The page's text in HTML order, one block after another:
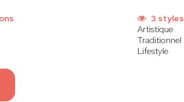
3 styles
Artistique
Traditionnel
Lifestyle